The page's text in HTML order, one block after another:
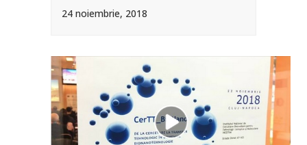
24 noiembrie, 2018